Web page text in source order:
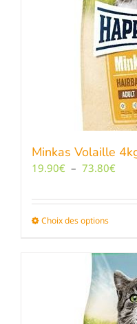
Minkas Volaille
19.90€ – 73.80€
prix
Choix des optionsCe
a
Les